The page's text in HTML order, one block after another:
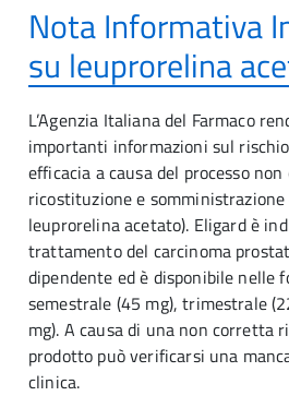
Nota Informativa
su leuprorelina
L’Agenzia Italiana del Farmaco
importanti informazioni sul
efficacia a causa del processo
ricostituzione e
leuprorelina acetato). Eligard è
trattamento del carcinoma
dipendente ed è disponibile nelle
semestrale (45 mg), trimestrale
mg). A causa di una non corretta
prodotto può verificarsi una
clinica.